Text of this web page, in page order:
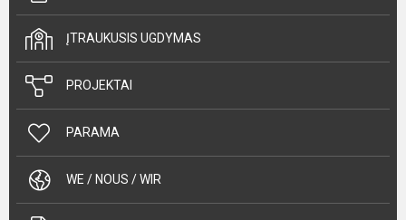
ĮTRAUKUSIS UGDYMAS
PROJEKTAI
PARAMA
WE / NOUS / WIR